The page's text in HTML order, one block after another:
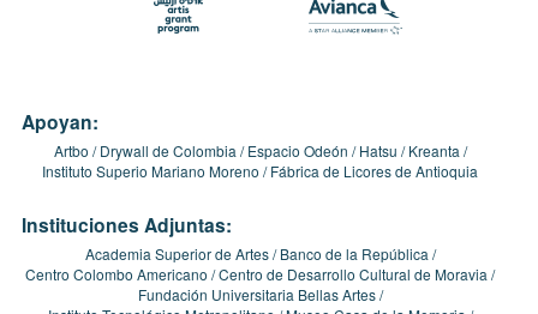
Apoyan:
Artbo Drywall de Colombia Espacio Odeón Hatsu
Kreanta
Instituto Superio Mariano Moreno
Fábrica de Licores de Antioquia
Instituciones Adjuntas:
Academia Superior de Artes
Banco de la República
Centro Colombo Americano Centro de Desarrollo Cultural de Moravia
Fundación Universitaria Bellas Artes